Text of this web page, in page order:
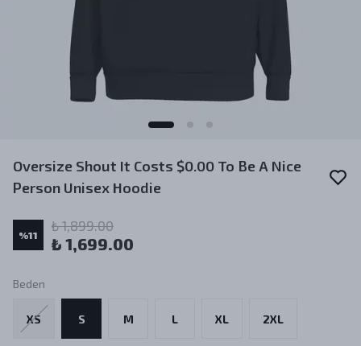
Oversize Shout It Costs $0.00 To Be A Nice
Person Unisex Hoodie
%11
₺ 1,899.00
₺ 1,699.00
Beden
XS S M L XL 2XL